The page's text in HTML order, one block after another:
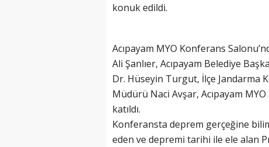
konuk edildi.
Acıpayam MYO Konferans
Ali Şanlıer, Acıpayam Belediye
Dr. Hüseyin Turgut, İlçe Jandarma
Müdürü Naci Avşar, Acıpayam
katıldı.
Konferansta deprem gerçeğine
eden ve depremi tarihi ile ele alan